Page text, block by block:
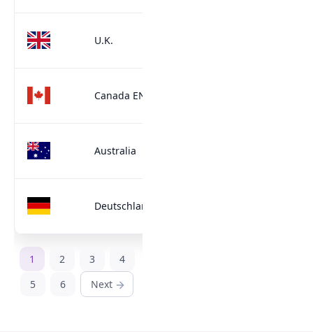
U.K.
Canada EN
Australia
Deutschland
1 2 3
4
5
6 Next